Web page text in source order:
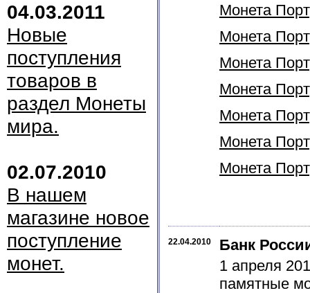
04.03.2011
Новые
поступления
товаров в
раздел Монеты
мира.
02.07.2010
В нашем
магазине новое
поступление
монет.
Монета
Монета
Монета
Монета
Монета
Монета
Монета
22.04.2010
Банк
1 апреля
памятные